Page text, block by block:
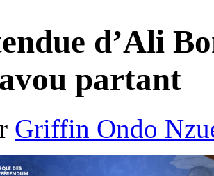
d’Ali
partant
Griffin Ondo